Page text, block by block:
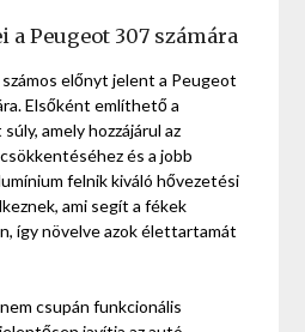
Peugeot 307 számára
előnyt jelent a Peugeot
Elsőként említhető a
amely hozzájárul az
és a jobb
felnik kiváló hővezetési
ami segít a fékek
így növelve azok élettartamát
csupán funkcionális